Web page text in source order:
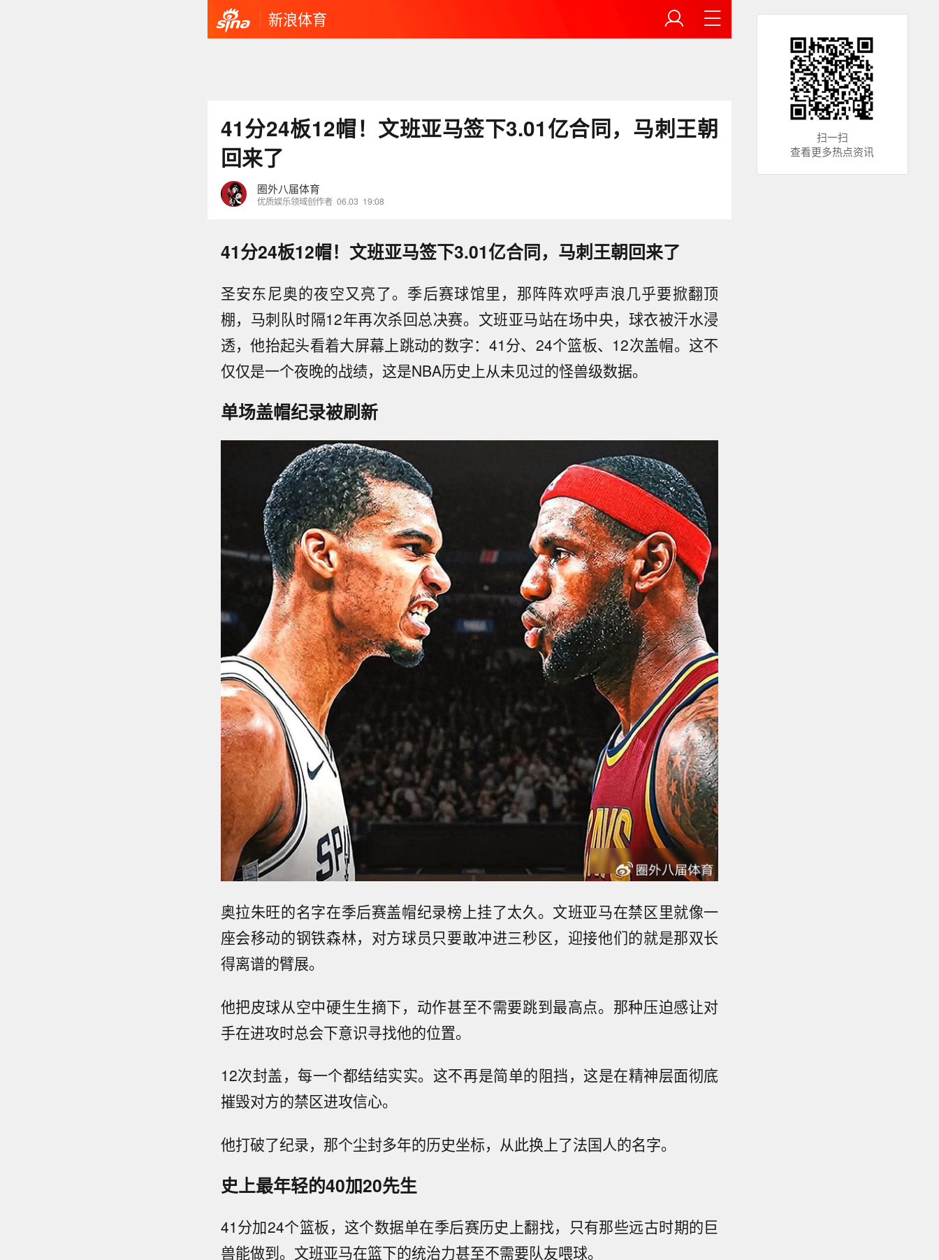
新浪体育
41分24板12帽！文班亚马签下3.01亿合同，马刺王朝
回来了
圈外八届体育
优质娱乐领域创作者 06.03 19:08
41分24板12帽！文班亚马签下3.01亿合同，马刺王朝回来了
圣安东尼奥的夜空又亮了。季后赛球馆里，那阵阵欢呼声浪几乎要掀翻顶
棚，马刺队时隔12年再次杀回总决赛。文班亚马站在场中央，球衣被汗水浸
透，他抬起头看着大屏幕上跳动的数字：41分、24个篮板、12次盖帽。这不
仅仅是一个夜晚的战绩，这是NBA历史上从未见过的怪兽级数据。
单场盖帽纪录被刷新
奥拉朱旺的名字在季后赛盖帽纪录榜上挂了太久。文班亚马在禁区里就像一
座会移动的钢铁森林，对方球员只要敢冲进三秒区，迎接他们的就是那双长
得离谱的臂展。
他把皮球从空中硬生生摘下，动作甚至不需要跳到最高点。那种压迫感让对
手在进攻时总会下意识寻找他的位置。
12次封盖，每一个都结结实实。这不再是简单的阻挡，这是在精神层面彻底
摧毁对方的禁区进攻信心。
他打破了纪录，那个尘封多年的历史坐标，从此换上了法国人的名字。
史上最年轻的40加20先生
41分加24个篮板，这个数据单在季后赛历史上翻找，只有那些远古时期的巨
兽能做到。文班亚马在篮下的统治力甚至不需要队友喂球。
扫一扫
查看更多热点资讯